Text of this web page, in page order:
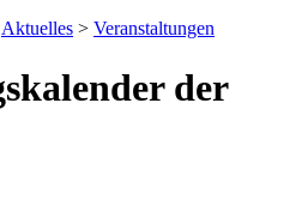
Aktuelles > Veranstaltungen
der